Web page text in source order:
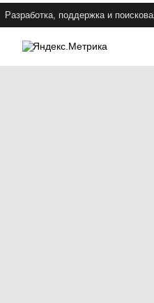
Разработка, поддержка и